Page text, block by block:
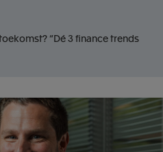
“Dé 3 finance trends